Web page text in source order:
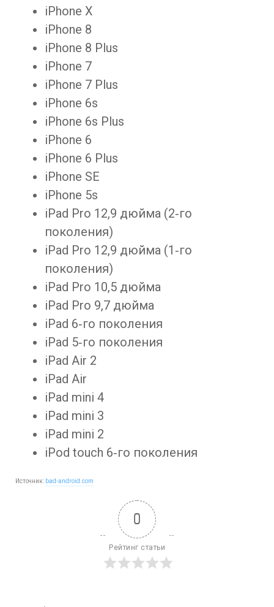
iPhone X
iPhone 8
iPhone 8 Plus
iPhone 7
iPhone 7 Plus
iPhone 6s
iPhone 6s Plus
iPhone 6
iPhone 6 Plus
iPhone SE
iPhone 5s
iPad Pro 12,9 дюйма (2‑го
поколения)
iPad Pro 12,9 дюйма (1‑го
поколения)
iPad Pro 10,5 дюйма
iPad Pro 9,7 дюйма
iPad 6‑го поколения
iPad 5‑го поколения
iPad Air 2
iPad Air
iPad mini 4
iPad mini 3
iPad mini 2
iPod touch 6‑го поколения
Источник: bad-android.com
0
Рейтинг статьи